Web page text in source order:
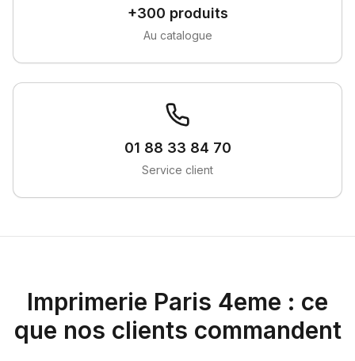
+300 produits
Au catalogue
01 88 33 84 70
Service client
Imprimerie Paris 4eme : ce
que nos clients commandent